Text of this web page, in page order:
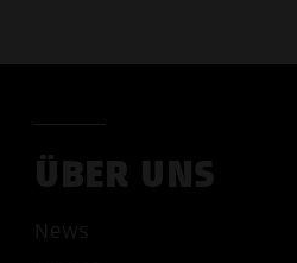
ÜBER UNS
News